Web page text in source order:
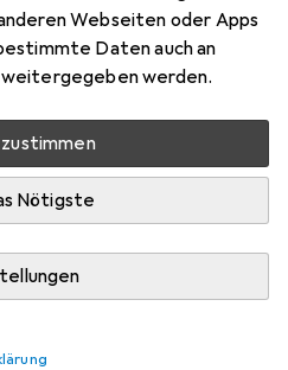
Webseiten oder Apps
Daten auch an
werden.
Nötigste
Marke
Mehr von StarTech
5.9. geliefert
verfügbar
Lieferzeit